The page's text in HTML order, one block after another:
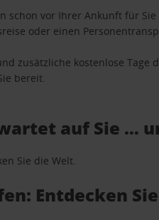
schon vor Ihrer Ankunft für
oder einen
zusätzliche kostenlose
bereit.
auf Sie …
Sie die Welt.
Entdecken